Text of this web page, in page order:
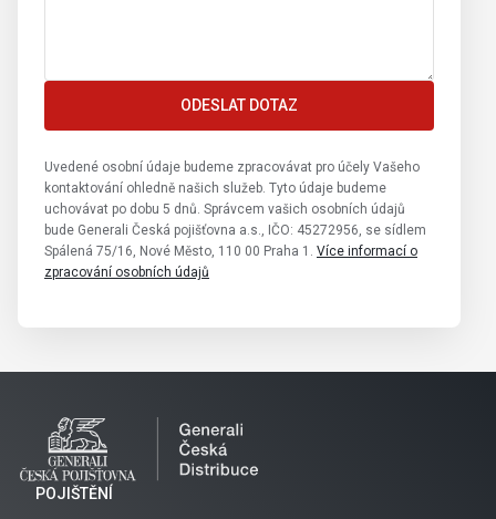
ODESLAT DOTAZ
Uvedené osobní údaje budeme zpracovávat pro účely Vašeho
kontaktování ohledně našich služeb. Tyto údaje budeme
uchovávat po dobu 5 dnů. Správcem vašich osobních údajů
bude Generali Česká pojišťovna a.s., IČO: 45272956, se sídlem
Spálená 75/16, Nové Město, 110 00 Praha 1. Více informací o
zpracování osobních údajů
POJIŠTĚNÍ